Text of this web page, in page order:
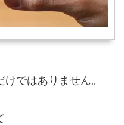
ではありません。